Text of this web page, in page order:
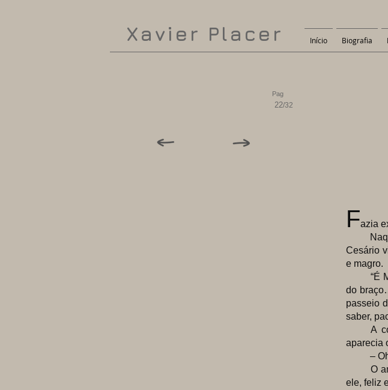
Xavier Placer Início Biografia
Fazia
Cesário
e magro.
“É
do
passeio
saber,
A
aparecia
– Oh,
O
ele, feliz
Pag
22/32